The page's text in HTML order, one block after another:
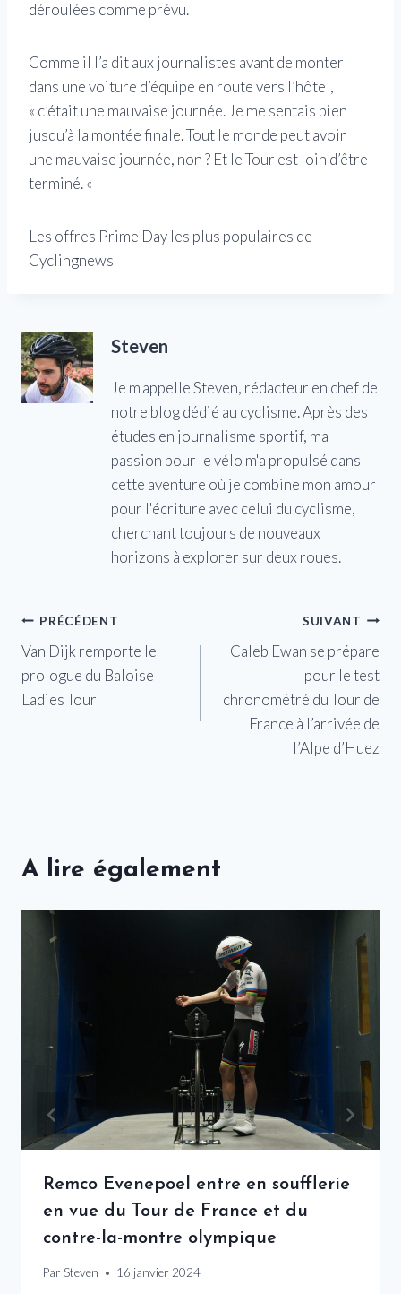
déroulées comme prévu.
Comme il l’a dit aux journalistes avant de monter
dans une voiture d’équipe en route vers l’hôtel,
« c’était une mauvaise journée. Je me sentais bien
jusqu’à la montée finale. Tout le monde peut avoir
une mauvaise journée, non ? Et le Tour est loin d’être
terminé. «
Les offres Prime Day les plus populaires de
Cyclingnews
Steven
Je m'appelle Steven, rédacteur en chef de
notre blog dédié au cyclisme. Après des
études en journalisme sportif, ma
passion pour le vélo m'a propulsé dans
cette aventure où je combine mon amour
pour l'écriture avec celui du cyclisme,
cherchant toujours de nouveaux
horizons à explorer sur deux roues.
Navigation
de
l’article
PRÉCÉDENT
Van Dijk remporte le
prologue du Baloise
Ladies Tour
SUIVANT
Caleb Ewan se prépare
pour le test
chronométré du Tour de
France à l’arrivée de
l’Alpe d’Huez
A lire également
Remco Evenepoel entre en soufflerie
en vue du Tour de France et du
contre-la-montre olympique
Par Steven 16 janvier 2024